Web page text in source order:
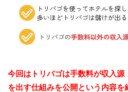
今回はトリバゴは手数料が収入源
を出す仕組みを公開という内容を